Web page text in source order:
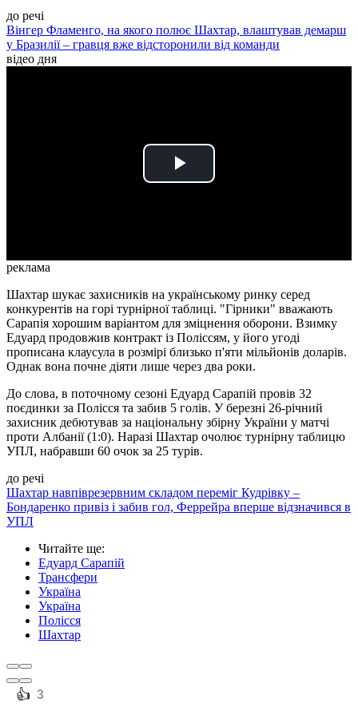
до речі
Вінгер Фламенго, на якого полює Шахтар, влаштував демарш
у Бразилії – гравця вже відсторонили від команди
відео дня
Play
реклама
Шахтар шукає захисників на українському ринку серед
конкурентів на горі турнірної таблиці. "Гірники" вважають
Сарапія хорошим варіантом для зміцнення оборони. Взимку
Едуард продовжив контракт із Поліссям, у його угоді
прописана клаусула в розмірі близько п'яти мільйонів доларів.
Однак вона почне діяти лише через два роки.
До слова, в поточному сезоні Едуард Сарапій провів 32
поєдинки за Полісся та забив 5 голів. У березні 26-річний
захисник дебютував за національну збірну України у матчі
проти Албанії (1:0). Наразі Шахтар очолює турнірну таблицю
УПЛ, набравши 60 очок за 25 турів.
до речі
Шахтар навпіврезервним складом переміг Кудрівку –
Бондаренко привіз і забив гол, Феррейра вперше відзначився в
УПЛ
Читайте ще:
Едуард Сарапій
Трансфери
Україна
Україна
Полісся
Шахтар
️👍 3